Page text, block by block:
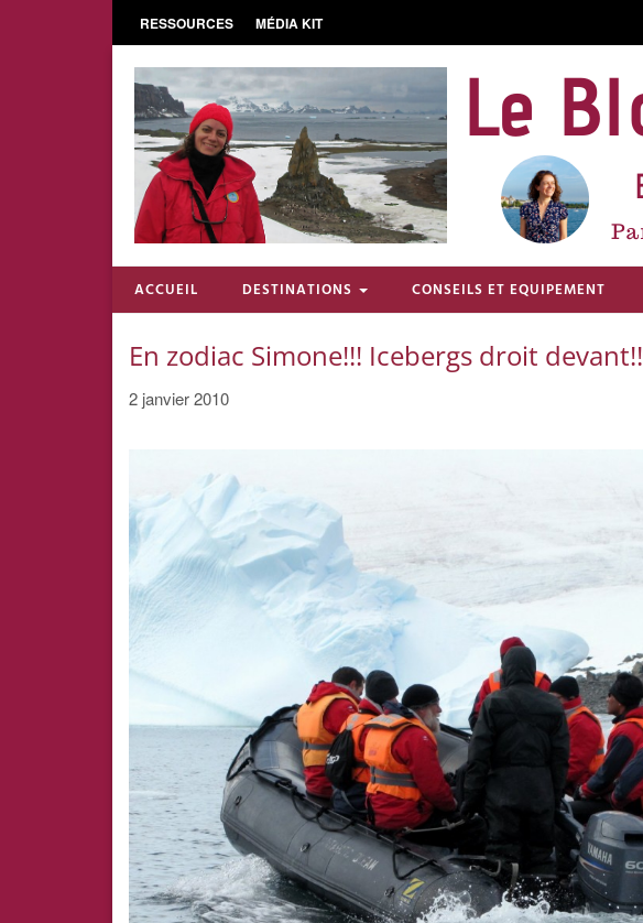
RESSOURCES MÉDIA KIT
ACCUEIL DESTINATIONS CONSEILS ET EQUIPEMENT
En zodiac Simone!!! Icebergs droit devant!!
2 janvier 2010